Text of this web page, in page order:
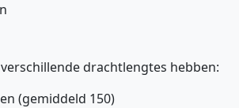
drachtlengtes hebben:
(gemiddeld 150)